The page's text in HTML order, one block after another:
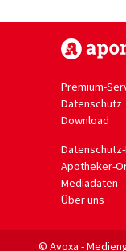
Premium-
Datenschutz
Download
Apotheker-
Mediadaten
Über uns
© Avoxa -